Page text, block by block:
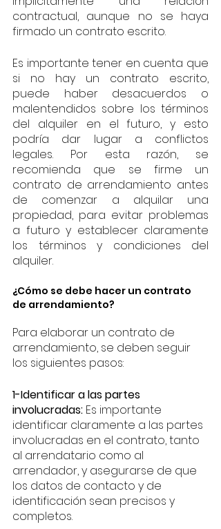
contractual, aunque no se haya
firmado un contrato escrito.
Es importante tener en cuenta que
si no hay un contrato escrito,
puede haber desacuerdos o
malentendidos sobre los términos
del alquiler en el futuro, y esto
podría dar lugar a conflictos
legales. Por esta razón, se
recomienda que se firme un
contrato de arrendamiento antes
de comenzar a alquilar una
propiedad, para evitar problemas
a futuro y establecer claramente
los términos y condiciones del
alquiler.
¿Cómo se debe hacer un contrato
de arrendamiento?
Para elaborar un contrato de
arrendamiento, se deben seguir
los siguientes pasos:
1-Identificar a las partes
involucradas: Es importante
identificar claramente a las partes
involucradas en el contrato, tanto
al arrendatario como al
arrendador, y asegurarse de que
los datos de contacto y de
identificación sean precisos y
completos.